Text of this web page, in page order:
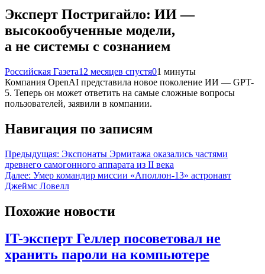
Эксперт Постригайло: ИИ —
высокообученные модели,
а не системы с сознанием
Российская Газета12 месяцев спустя01 минуты
Компания OpenAI представила новое поколение ИИ — GPT-
5. Теперь он может ответить на самые сложные вопросы
пользователей, заявили в компании.
Навигация по записям
Предыдущая: Экспонаты Эрмитажа оказались частями
древнего самогонного аппарата из II века
Далее: Умер командир миссии «Аполлон-13» астронавт
Джеймс Ловелл
Похожие новости
IT-эксперт Геллер посоветовал не
хранить пароли на компьютере